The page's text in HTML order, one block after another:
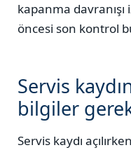
kapanma davranışı
öncesi son kontrol
Servis
bilgiler
Servis kaydı